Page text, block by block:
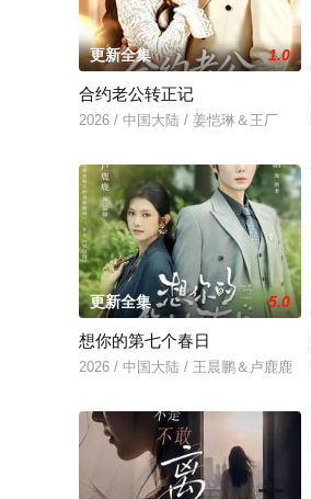
更新全集 1.0
合约老公转正记
2026 / 中国大陆 / 姜恺琳＆王厂
更新全集 5.0
想你的第七个春日
2026 / 中国大陆 / 王晨鹏＆卢鹿鹿